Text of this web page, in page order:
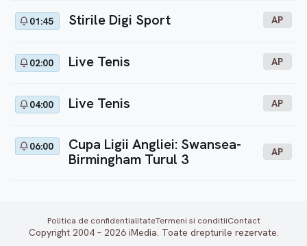
01:45 Stirile Digi Sport AP
02:00 Live Tenis AP
04:00 Live Tenis AP
06:00
Cupa Ligii Angliei: Swansea-
Birmingham Turul 3
AP
Politica de confidentialitateTermeni si conditiiContact
Copyright 2004 – 2026 iMedia. Toate drepturile rezervate.